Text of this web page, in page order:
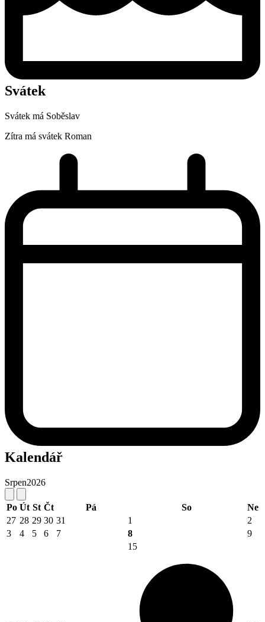
Svátek
Svátek má Soběslav
Zítra má svátek Roman
Kalendář
Srpen2026
Po Út St Čt Pá So
Ne
27 28 29 30 31 1
2
3
4 5 6 7 8 9
15